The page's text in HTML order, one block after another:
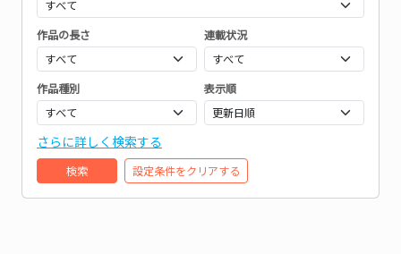
作品の長さ 連載状況
作品種別 表示順
さらに詳しく検索する
検索 設定条件をクリアする